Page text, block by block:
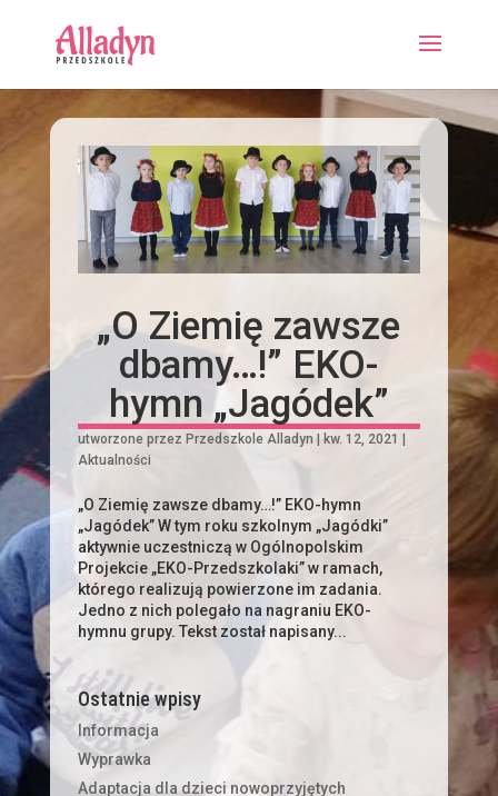
„O Ziemię zawsze
dbamy…!” EKO-
hymn „Jagódek”
utworzone przez Przedszkole Alladyn| kw. 12, 2021
Aktualności
„O Ziemię zawsze dbamy…!” EKO-hymn
„Jagódek” W tym roku szkolnym „Jagódki”
aktywnie uczestniczą w Ogólnopolskim
Projekcie „EKO-Przedszkolaki” w ramach,
którego realizują powierzone im zadania.
Jedno z nich polegało na nagraniu EKO-
hymnu grupy. Tekst został napisany...
Ostatnie wpisy
Informacja
Wyprawka
Adaptacja dla dzieci nowoprzyjętych